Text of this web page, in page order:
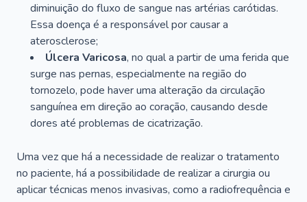
diminuição do fluxo de sangue nas artérias carótidas.
Essa doença é a responsável por causar a
aterosclerose;
Úlcera Varicosa, no qual a partir de uma ferida que
surge nas pernas, especialmente na região do
tornozelo, pode haver uma alteração da circulação
sanguínea em direção ao coração, causando desde
dores até problemas de cicatrização.
Uma vez que há a necessidade de realizar o tratamento
no paciente, há a possibilidade de realizar a cirurgia ou
aplicar técnicas menos invasivas, como a radiofrequência e